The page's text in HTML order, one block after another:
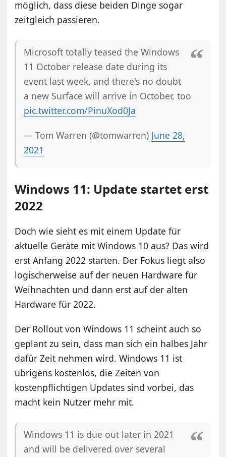
möglich, dass diese beiden Dinge sogar
zeitgleich passieren.
Microsoft totally teased the Windows
11 October release date during its
event last week, and there's no doubt
a new Surface will arrive in October, too
pic.twitter.com/PinuXod0Ja
— Tom Warren (@tomwarren) June 28,
2021
Windows 11: Update startet erst
2022
Doch wie sieht es mit einem Update für
aktuelle Geräte mit Windows 10 aus? Das wird
erst Anfang 2022 starten. Der Fokus liegt also
logischerweise auf der neuen Hardware für
Weihnachten und dann erst auf der alten
Hardware für 2022.
Der Rollout von Windows 11 scheint auch so
geplant zu sein, dass man sich ein halbes Jahr
dafür Zeit nehmen wird. Windows 11 ist
übrigens kostenlos, die Zeiten von
kostenpflichtigen Updates sind vorbei, das
macht kein Nutzer mehr mit.
Windows 11 is due out later in 2021
and will be delivered over several